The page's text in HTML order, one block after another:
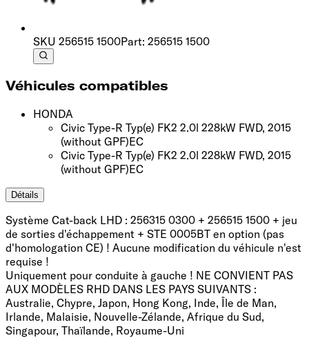
SKU 256515 1500Part: 256515 1500
Véhicules compatibles
HONDA
Civic Type-R Typ(e) FK2 2.0l 228kW FWD, 2015
(without GPF)EC
Civic Type-R Typ(e) FK2 2.0l 228kW FWD, 2015
(without GPF)EC
Détails
Système Cat-back LHD : 256315 0300 + 256515 1500 + jeu
de sorties d'échappement + STE 0005BT en option (pas
d'homologation CE) ! Aucune modification du véhicule n'est
requise !
Uniquement pour conduite à gauche ! NE CONVIENT PAS
AUX MODÈLES RHD DANS LES PAYS SUIVANTS :
Australie, Chypre, Japon, Hong Kong, Inde, Île de Man,
Irlande, Malaisie, Nouvelle-Zélande, Afrique du Sud,
Singapour, Thaïlande, Royaume-Uni